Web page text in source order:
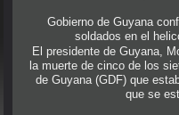
Gobierno de Guyana
soldados en el
El presidente de Guyana,
la muerte de cinco de los
de Guyana (GDF) que
que se